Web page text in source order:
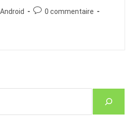
Commentaires
0 commentaire